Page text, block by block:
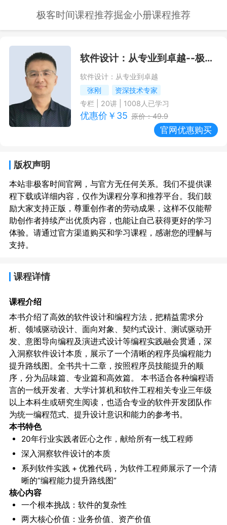
极客时间课程推荐掘金小册课程推荐
软件设计：从专业到卓越--极客时间课程推荐/优惠
软件设计：从专业到卓越
张刚
资深技术专家
专栏
20讲 | 1008 人已学习
优惠价￥ 35 原价：49.9
官网优惠购买
版权声明
本站非极客时间官网，与官方无任何关系。我们不提供课
程下载或详细内容，仅作为课程分享和推荐平台。我们鼓
励大家支持正版，尊重创作者的劳动成果，这样不仅能帮
助创作者持续产出优质内容，也能让自己获得更好的学习
体验。请通过官方渠道购买和学习课程，感谢您的理解与
支持。
课程详情
课程介绍
本书介绍了高效的软件设计和编程方法，把精益需求分
析、领域驱动设计、面向对象、契约式设计、测试驱动开
发、意图导向编程及演进式设计等编程实践融会贯通，深
入洞察软件设计本质，展示了一个清晰的程序员编程能力
提升路线图。全书共十二章，按照程序员技能提升的顺
序，分为品味篇、专业篇和高效篇。 本书适合各种编程语
言的一线开发者、大学计算机和软件工程相关专业三年级
以上本科生或研究生阅读，也适合专业的软件开发团队作
为统一编程范式、提升设计意识和能力的参考书。
本书特色
20年行业实践者匠心之作，献给所有一线工程师
深入洞察软件设计的本质
系列软件实践 + 优雅代码，为软件工程师展示了一个清
晰的“编程能力提升路线图”
核心内容
一个根本挑战：软件的复杂性
两大核心价值：业务价值、资产价值